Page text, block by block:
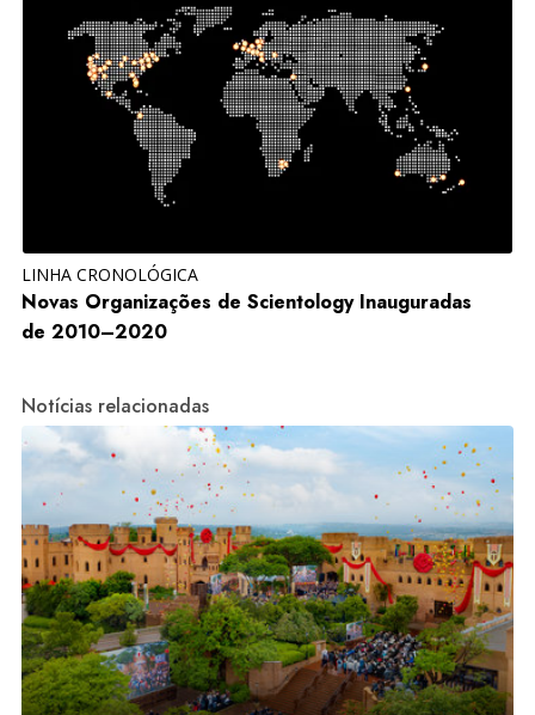
LINHA CRONOLÓGICA
Novas Organizações de Scientology Inauguradas
de 2010–2020
Notícias relacionadas